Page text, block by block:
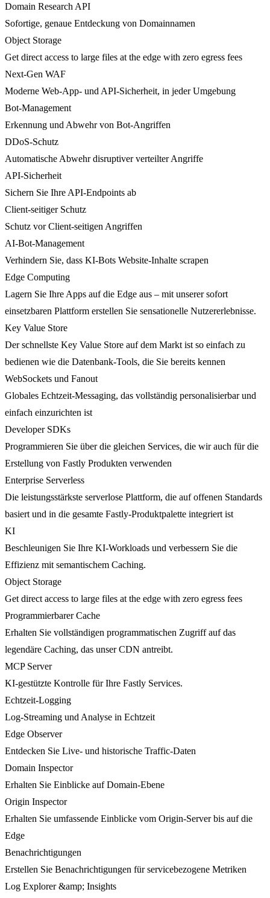
Domain Research API
Sofortige, genaue Entdeckung von Domainnamen
Object Storage
Get direct access to large files at the edge with zero egress fees
Next-Gen WAF
Moderne Web-App- und API-Sicherheit, in jeder Umgebung
Bot-Management
Erkennung und Abwehr von Bot-Angriffen
DDoS-Schutz
Automatische Abwehr disruptiver verteilter Angriffe
API-Sicherheit
Sichern Sie Ihre API-Endpoints ab
Client-seitiger Schutz
Schutz vor Client-seitigen Angriffen
AI-Bot-Management
Verhindern Sie, dass KI-Bots Website-Inhalte scrapen
Edge Computing
Lagern Sie Ihre Apps auf die Edge aus – mit unserer sofort
einsetzbaren Plattform erstellen Sie sensationelle Nutzererlebnisse.
Key Value Store
Der schnellste Key Value Store auf dem Markt ist so einfach zu
bedienen wie die Datenbank-Tools, die Sie bereits kennen
WebSockets und Fanout
Globales Echtzeit-Messaging, das vollständig personalisierbar und
einfach einzurichten ist
Developer SDKs
Programmieren Sie über die gleichen Services, die wir auch für die
Erstellung von Fastly Produkten verwenden
Enterprise Serverless
Die leistungsstärkste serverlose Plattform, die auf offenen Standards
basiert und in die gesamte Fastly-Produktpalette integriert ist
KI
Beschleunigen Sie Ihre KI-Workloads und verbessern Sie die
Effizienz mit semantischem Caching.
Object Storage
Get direct access to large files at the edge with zero egress fees
Programmierbarer Cache
Erhalten Sie vollständigen programmatischen Zugriff auf das
legendäre Caching, das unser CDN antreibt.
MCP Server
KI-gestützte Kontrolle für Ihre Fastly Services.
Echtzeit-Logging
Log-Streaming und Analyse in Echtzeit
Edge Observer
Entdecken Sie Live- und historische Traffic-Daten
Domain Inspector
Erhalten Sie Einblicke auf Domain-Ebene
Origin Inspector
Erhalten Sie umfassende Einblicke vom Origin-Server bis auf die
Edge
Benachrichtigungen
Erstellen Sie Benachrichtigungen für servicebezogene Metriken
Log Explorer &amp; Insights